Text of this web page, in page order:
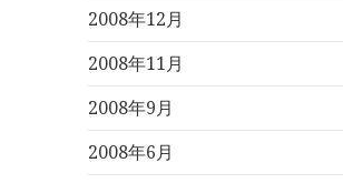
2008年12月
2008年11月
2008年9月
2008年6月